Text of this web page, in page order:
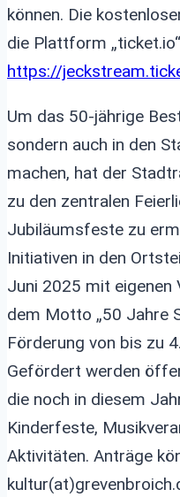
können. Die
die Plattform
https://
Um das 50-jährige
sondern auch in den
machen, hat der
zu den zentralen
Jubiläumsfeste zu
Initiativen in den
Juni 2025 mit eigenen
dem Motto „50 Jahre
Förderung von bis zu
Gefördert werden
die noch in diesem
Kinderfeste,
Aktivitäten. Anträge